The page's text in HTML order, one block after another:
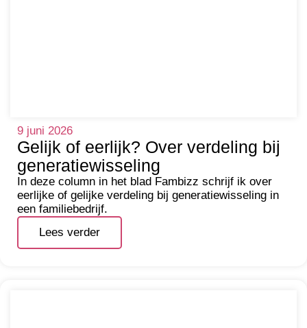
9 juni 2026
Gelijk of eerlijk? Over verdeling bij
generatiewisseling
In deze column in het blad Fambizz schrijf ik over
eerlijke of gelijke verdeling bij generatiewisseling in
een familiebedrijf.
Lees verder